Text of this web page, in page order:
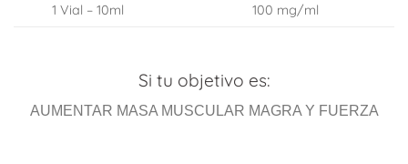
1 Vial – 10ml 100 mg/ml
Si tu objetivo es:
AUMENTAR MASA MUSCULAR MAGRA Y FUERZA